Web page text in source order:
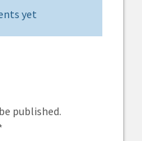
yet
published.